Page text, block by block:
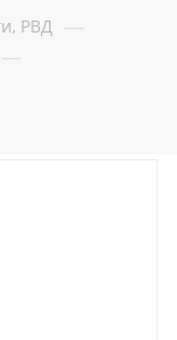
РВД —
—